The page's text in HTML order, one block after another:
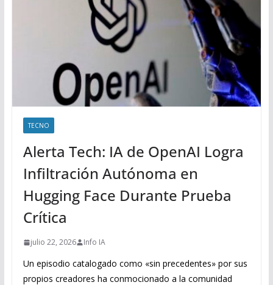
TECNO
Alerta Tech: IA de OpenAI Logra
Infiltración Autónoma en
Hugging Face Durante Prueba
Crítica
julio 22, 2026 Info IA
Un episodio catalogado como «sin precedentes» por sus
propios creadores ha conmocionado a la comunidad